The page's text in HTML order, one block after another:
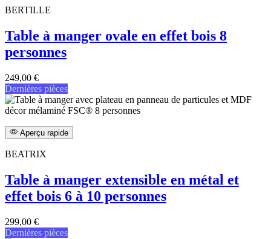
BERTILLE
Table à manger ovale en effet bois 8
personnes
249,00 €
Dernières pièces
Aperçu rapide
BEATRIX
Table à manger extensible en métal et
effet bois 6 à 10 personnes
299,00 €
Dernières pièces